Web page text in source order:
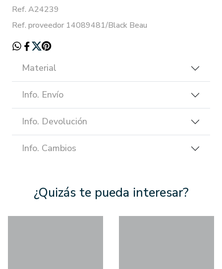
Ref. A24239
Ref. proveedor 14089481/Black Beau
Material
Info. Envío
Info. Devolución
Info. Cambios
¿Quizás te pueda interesar?